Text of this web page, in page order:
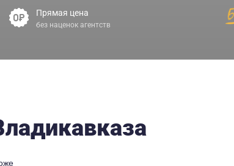
Прямая цена
без наценок агентств